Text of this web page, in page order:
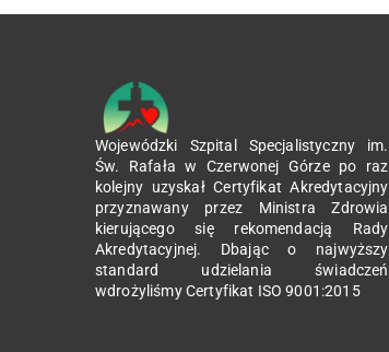
Wojewódzki Szpital Specjalistyczny im.
Św. Rafała w Czerwonej Górze po raz
kolejny uzyskał Certyfikat Akredytacyjny
przyznawany przez Ministra Zdrowia
kierującego się rekomendacją Rady
Akredytacyjnej. Dbając o najwyższy
standard udzielania świadczeń
wdrożyliśmy Certyfikat ISO 9001:2015